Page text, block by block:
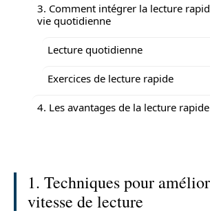
3. Comment intégrer la lecture
vie quotidienne
Lecture quotidienne
Exercices de lecture rapide
4. Les avantages de la lecture rapide
1. Techniques pour
vitesse de lecture